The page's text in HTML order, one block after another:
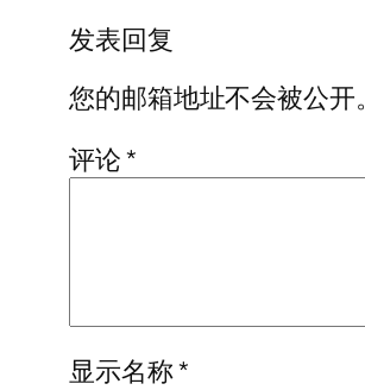
发表回复
您的邮箱地址不会被公开。
评论*
显示名称*